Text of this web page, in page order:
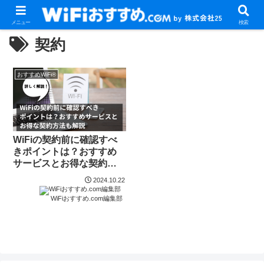
契約
おすすめWiFi®
WiFiの契約前に確認すべ
きポイントは？おすすめ
サービスとお得な契約方
2024.10.22
WiFiおすすめ.com編集部
メニュー 検索